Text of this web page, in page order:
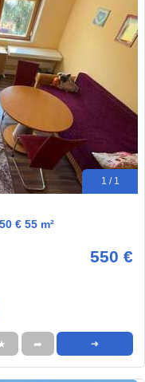
1 / 1
€ 55 m²
550 €
➦ ➜